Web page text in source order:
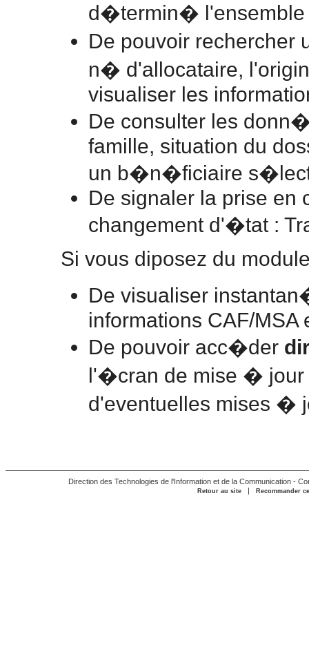
d�termin�
De pouvoir
n� d'allocataire,
visualiser les
De consulter les
famille, situation du
un b�n�ficiaire
De signaler la prise en
changement d'�tat :
Si vous diposez du
De visualiser
informations CAF/MSA
De pouvoir acc�der
l'�cran de mise � jour
d'eventuelles mises �
Direction des Technologies de l'Information et de la Communication -
Retour au site| Recommander